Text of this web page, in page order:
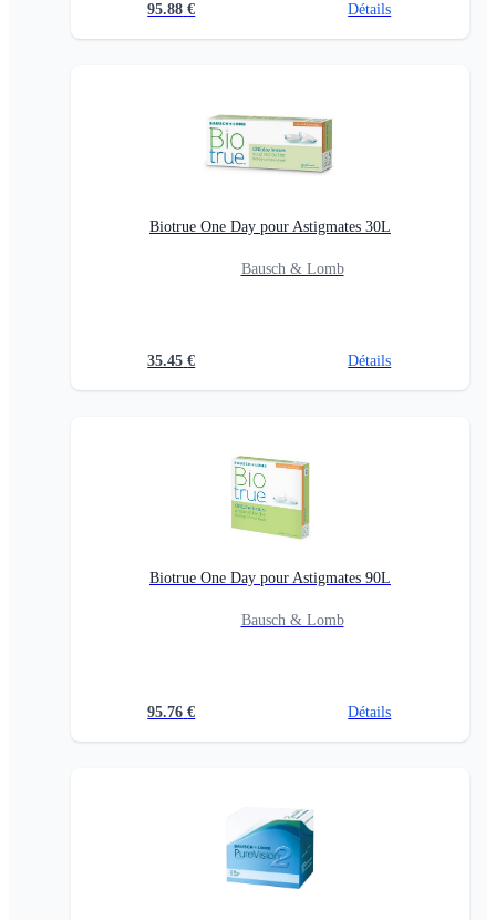
95.88 € Détails
Biotrue One Day pour Astigmates 30L
Bausch & Lomb
35.45 € Détails
Biotrue One Day pour Astigmates 90L
Bausch & Lomb
95.76 € Détails